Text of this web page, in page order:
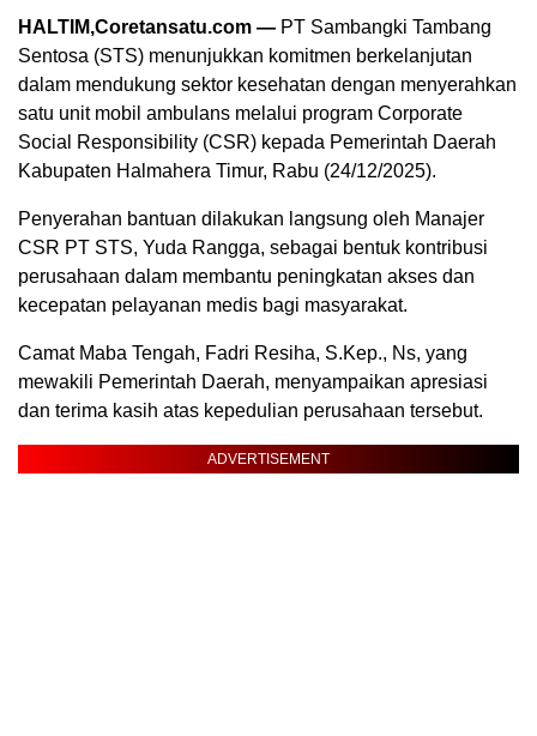
HALTIM,Coretansatu.com — PT Sambangki Tambang
Sentosa (STS) menunjukkan komitmen berkelanjutan
dalam mendukung sektor kesehatan dengan menyerahkan
satu unit mobil ambulans melalui program Corporate
Social Responsibility (CSR) kepada Pemerintah Daerah
Kabupaten Halmahera Timur, Rabu (24/12/2025).
Penyerahan bantuan dilakukan langsung oleh Manajer
CSR PT STS, Yuda Rangga, sebagai bentuk kontribusi
perusahaan dalam membantu peningkatan akses dan
kecepatan pelayanan medis bagi masyarakat.
Camat Maba Tengah, Fadri Resiha, S.Kep., Ns, yang
mewakili Pemerintah Daerah, menyampaikan apresiasi
dan terima kasih atas kepedulian perusahaan tersebut.
ADVERTISEMENT